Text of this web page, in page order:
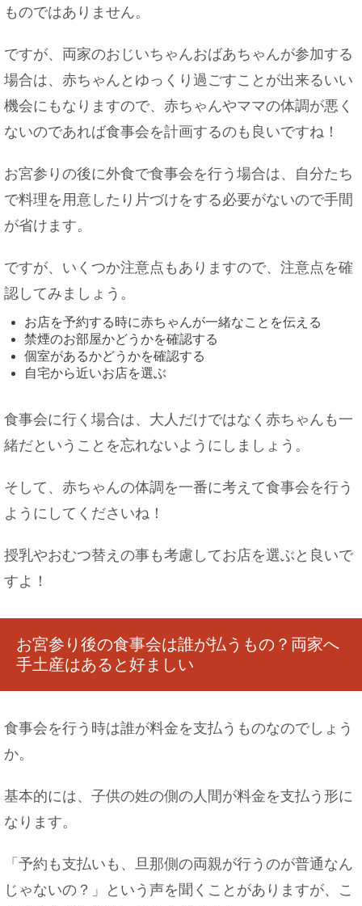
好きな人が職場を辞めるときにできる対処法！恋
髪を黒染めスプレーで染める時の注意点と衣服に
ついた時の対処法
メイクが濃い女性の心理とは？男性から見たＮＧ
大学を休学する時の理由書の書き方を紹介します
水泳で筋肉痛・・・クロールで脇が痛くなる場合
の対策法！
父子家庭の息子や娘はどんな性格に育つ？片親の
子の特徴とは
ものではありません。
ですが、両家のおじいちゃんおばあちゃんが参加する
場合は、赤ちゃんとゆっくり過ごすことが出来るいい
機会にもなりますので、赤ちゃんやママの体調が悪く
ないのであれば食事会を計画するのも良いですね！
お宮参りの後に外食で食事会を行う場合は、自分たち
で料理を用意したり片づけをする必要がないので手間
が省けます。
ですが、いくつか注意点もありますので、注意点を確
認してみましょう。
お店を予約する時に赤ちゃんが一緒なことを伝える
禁煙のお部屋かどうかを確認する
個室があるかどうかを確認する
自宅から近いお店を選ぶ
食事会に行く場合は、大人だけではなく赤ちゃんも一
緒だということを忘れないようにしましょう。
そして、赤ちゃんの体調を一番に考えて食事会を行う
ようにしてくださいね！
授乳やおむつ替えの事も考慮してお店を選ぶと良いで
すよ！
お宮参り後の食事会は誰が払うもの？両家へ
手土産はあると好ましい
食事会を行う時は誰が料金を支払うものなのでしょう
か。
基本的には、子供の姓の側の人間が料金を支払う形に
なります。
「予約も支払いも、旦那側の両親が行うのが普通なん
じゃないの？」という声を聞くことがありますが、こ